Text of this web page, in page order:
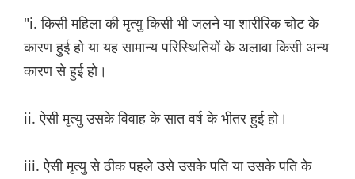
"i. किसी महिला की मृत्यु किसी भी जलने या शारीरिक चोट के
कारण हुई हो या यह सामान्य परिस्थितियों के अलावा किसी अन्य
कारण से हुई हो।
ii. ऐसी मृत्यु उसके विवाह के सात वर्ष के भीतर हुई हो।
iii. ऐसी मृत्यु से ठीक पहले उसे उसके पति या उसके पति के